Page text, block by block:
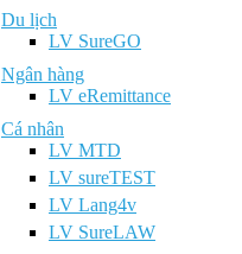
Du lịch
LV SureGO
Ngân hàng
LV eRemittance
Cá nhân
LV MTD
LV sureTEST
LV Lang4v
LV SureLAW